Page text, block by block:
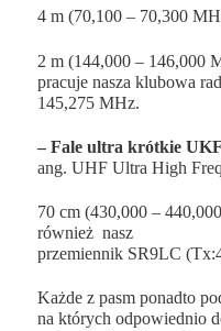
4 m (70,100 – 70,300
2 m (144,000 – 146,000
pracuje nasza klubowa
145,275 MHz.
– Fale ultra krótkieUKF
ang.UHF Ultra High
70 cm (430,000 –
również nasz
przemiennik SR9LC(Tx:
Każde z pasm ponadto
na których odpowiednio